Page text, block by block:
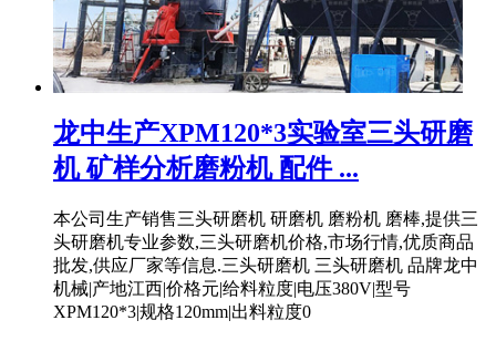
龙中生产XPM120*3实验室三头研磨
机 矿样分析磨粉机 配件 ...
本公司生产销售三头研磨机 研磨机 磨粉机 磨棒,提供三
头研磨机专业参数,三头研磨机价格,市场行情,优质商品
批发,供应厂家等信息.三头研磨机 三头研磨机 品牌龙中
机械|产地江西|价格元|给料粒度|电压380V|型号
XPM120*3|规格120mm|出料粒度0